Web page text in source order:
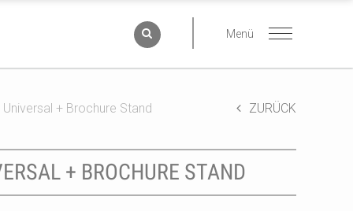
+ Brochure Stand ZURÜCK
+ BROCHURE STAND